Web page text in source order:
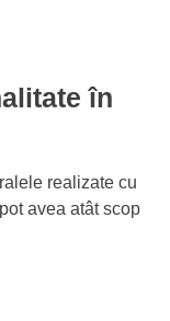
în
realizate cu
avea atât scop